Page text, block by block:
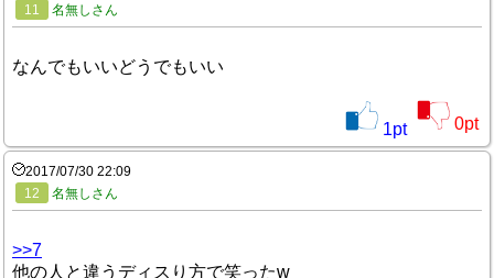
11
名無しさん
なんでもいいどうでもいい
1pt 0pt
2017/07/30 22:09
12
名無しさん
>>7
他の人と違うディスり方で笑ったw